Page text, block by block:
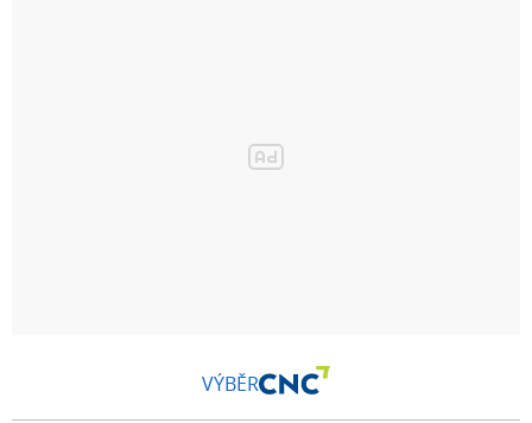
VÝBĚR